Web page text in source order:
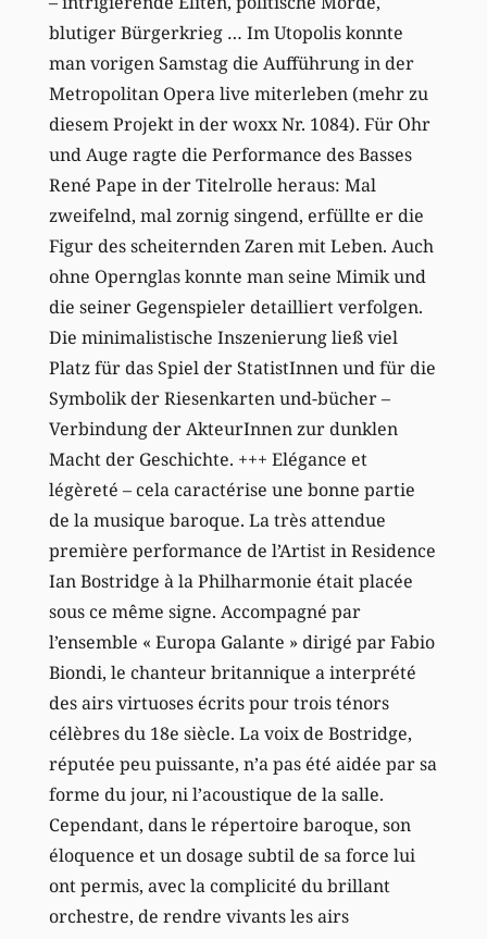
blutiger Bürgerkrieg … Im Utopolis konnte
man vorigen Samstag die Aufführung in der
Metropolitan Opera live miterleben (mehr zu
diesem Projekt in der woxx Nr. 1084). Für Ohr
und Auge ragte die Performance des Basses
René Pape in der Titelrolle heraus: Mal
zweifelnd, mal zornig singend, erfüllte er die
Figur des scheiternden Zaren mit Leben. Auch
ohne Opernglas konnte man seine Mimik und
die seiner Gegenspieler detailliert verfolgen.
Die minimalistische Inszenierung ließ viel
Platz für das Spiel der StatistInnen und für die
Symbolik der Riesenkarten und-bücher –
Verbindung der AkteurInnen zur dunklen
Macht der Geschichte. +++ Elégance et
légèreté – cela caractérise une bonne partie
de la musique baroque. La très attendue
première performance de l’Artist in Residence
Ian Bostridge à la Philharmonie était placée
sous ce même signe. Accompagné par
l’ensemble « Europa Galante » dirigé par Fabio
Biondi, le chanteur britannique a interprété
des airs virtuoses écrits pour trois ténors
célèbres du 18e siècle. La voix de Bostridge,
réputée peu puissante, n’a pas été aidée par sa
forme du jour, ni l’acoustique de la salle.
Cependant, dans le répertoire baroque, son
éloquence et un dosage subtil de sa force lui
ont permis, avec la complicité du brillant
orchestre, de rendre vivants les airs